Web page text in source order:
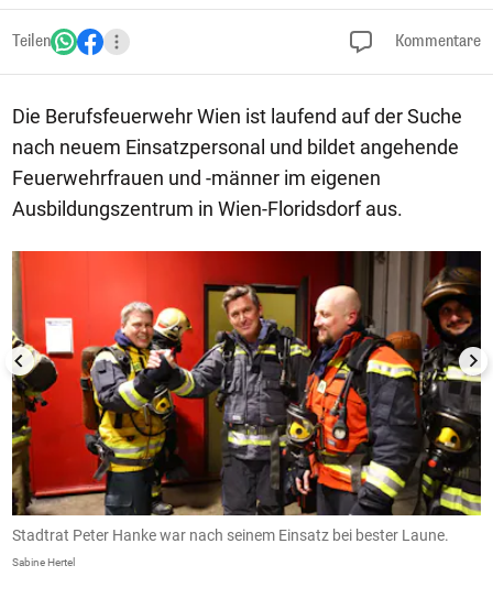
Teilen Kommentare
Die Berufsfeuerwehr Wien ist laufend auf der Suche
nach neuem Einsatzpersonal und bildet angehende
Feuerwehrfrauen und -männer im eigenen
Ausbildungszentrum in Wien-Floridsdorf aus.
1/14
Stadtrat Peter Hanke war nach seinem Einsatz bei bester Laune.
Sabine Hertel